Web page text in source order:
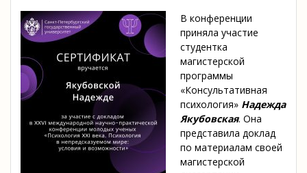
В конференции
приняла участие
студентка
магистерской
программы
«Консультативная
психология» Надежда
Якубовская. Она
представила доклад
по материалам своей
магистерской